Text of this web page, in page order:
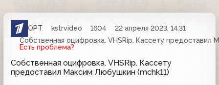
ОРТ kstrvideo 1604
22 апреля 2023, 14:31
Собственная оцифровка. VHSRip. Кассету предоставил
Есть проблема?
Собственная оцифровка. VHSRip. Кассету
предоставил Максим Любушкин (mchk11)